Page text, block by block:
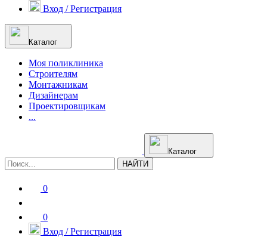
Вход / Регистрация
Каталог
Моя поликлиника
Строителям
Монтажникам
Дизайнерам
Проектировщикам
...
Каталог
НАЙТИ
0
0
Вход / Регистрация